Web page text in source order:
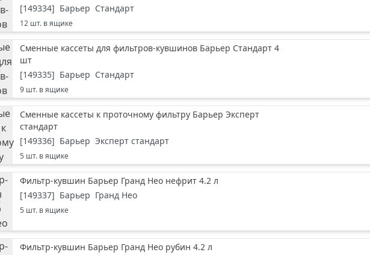
[149334] Барьер Стандарт
12 шт. в ящике
Сменные кассеты для фильтров-кувшинов Барьер Стандарт 4
шт
[149335] Барьер Стандарт
9 шт. в ящике
Сменные кассеты к проточному фильтру Барьер Эксперт
стандарт
[149336] Барьер Эксперт стандарт
5 шт. в ящике
Фильтр-кувшин Барьер Гранд Нео нефрит 4.2 л
[149337] Барьер Гранд Нео
5 шт. в ящике
Фильтр-кувшин Барьер Гранд Нео рубин 4.2 л